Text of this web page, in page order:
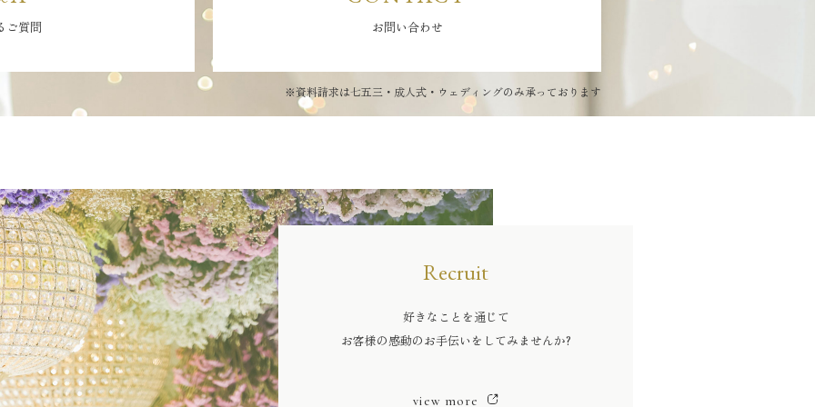
ご質問 お問い合わせ
※資料請求は七五三・成人式・ウェディングのみ承っております
Recruit
好きなことを通じて
お客様の感動のお手伝いをしてみませんか?
view more